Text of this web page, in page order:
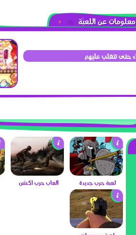
معلومات عن اللعبة
لعبة حرب جديدة العاب حرب اكشن